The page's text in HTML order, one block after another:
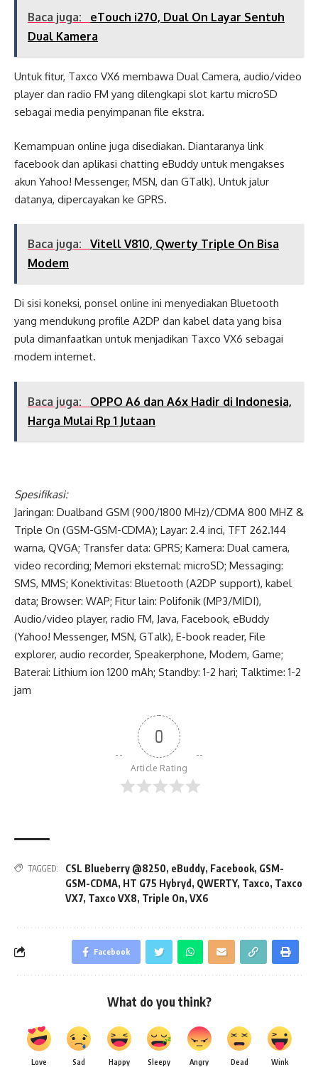
Baca juga:
eTouch i270, Dual On Layar Sentuh
Dual Kamera
Untuk fitur, Taxco VX6 membawa Dual Camera, audio/video
player dan radio FM yang dilengkapi slot kartu microSD
sebagai media penyimpanan file ekstra.
Kemampuan online juga disediakan. Diantaranya link
facebook dan aplikasi chatting eBuddy untuk mengakses
akun Yahoo! Messenger, MSN, dan GTalk). Untuk jalur
datanya, dipercayakan ke GPRS.
Baca juga:
Vitell V810, Qwerty Triple On Bisa
Modem
Di sisi koneksi, ponsel online ini menyediakan Bluetooth
yang mendukung profile A2DP dan kabel data yang bisa
pula dimanfaatkan untuk menjadikan Taxco VX6 sebagai
modem internet.
Baca juga:
OPPO A6 dan A6x Hadir di Indonesia,
Harga Mulai Rp 1 Jutaan
Spesifikasi:
Jaringan: Dualband GSM (900/1800 MHz)/CDMA 800 MHZ &
Triple On (GSM-GSM-CDMA); Layar: 2.4 inci, TFT 262.144
warna, QVGA; Transfer data: GPRS; Kamera: Dual camera,
video recording; Memori eksternal: microSD; Messaging:
SMS, MMS; Konektivitas: Bluetooth (A2DP support), kabel
data; Browser: WAP; Fitur lain: Polifonik (MP3/MIDI),
Audio/video player, radio FM, Java, Facebook, eBuddy
(Yahoo! Messenger, MSN, GTalk), E-book reader, File
explorer, audio recorder, Speakerphone, Modem, Game;
Baterai: Lithium ion 1200 mAh; Standby: 1-2 hari; Talktime: 1-2
jam
0
Article Rating
TAGGED: CSL Blueberry @8250, eBuddy, Facebook, GSM-
GSM-CDMA, HT G75 Hybryd , QWERTY, Taxco, Taxco
VX7, Taxco VX8, Triple On, VX6
Facebook
What do you think?
Love Sad Happy Sleepy Angry Dead Wink